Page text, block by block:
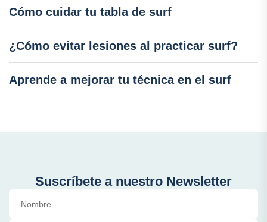
Cómo cuidar tu tabla de surf
¿Cómo evitar lesiones al practicar surf?
Aprende a mejorar tu técnica en el surf
Suscríbete a nuestro Newsletter